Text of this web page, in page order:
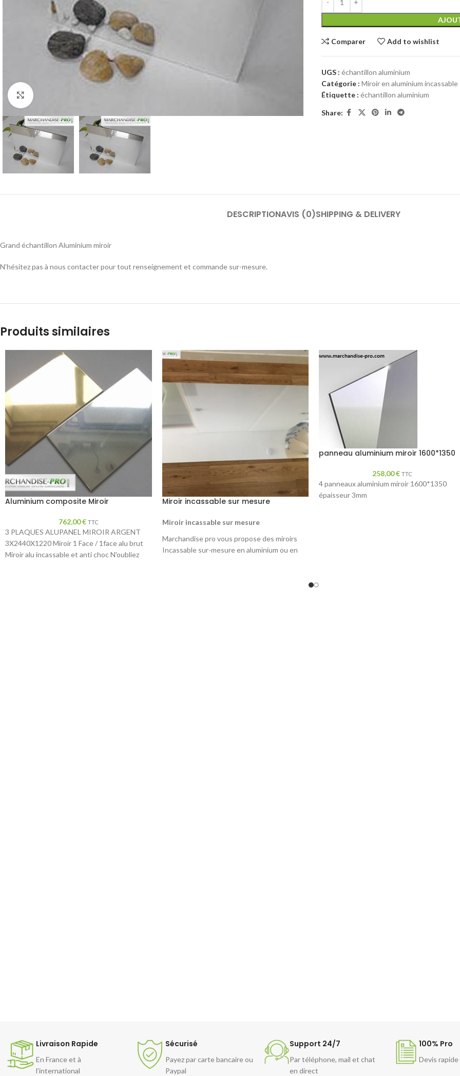
Comparer Add to wishlist
UGS : échantillon aluminium
Catégorie : Miroir en aluminium incassable
Étiquette : échantillon aluminium
Share:
DESCRIPTIONAVIS (0)SHIPPING & DELIVERY
Grand échantillon Aluminium miroir
N’hésitez pas à nous contacter pour tout renseignement et commande sur-mesure.
Produits similaires
Aluminium composite Miroir
762,00€ TTC
3 PLAQUES ALUPANEL MIROIR ARGENT
3X2440X1220 Miroir 1 Face / 1face alu brut
Miroir alu incassable et anti choc N'oubliez
Miroir incassable sur mesure
Miroir incassable sur mesure
Marchandise pro vous propose des miroirs
Incassable sur-mesure en aluminium ou en
panneau aluminium miroir 1600*1350
258,00€ TTC
4 panneaux aluminium miroir 1600*1350
épaisseur 3mm
Livraison Rapide
En France et à
l'international
Sécurisé
Payez par carte bancaire ou
Paypal
Support 24/7
Par téléphone, mail et chat
en direct
100% Pro
Devis